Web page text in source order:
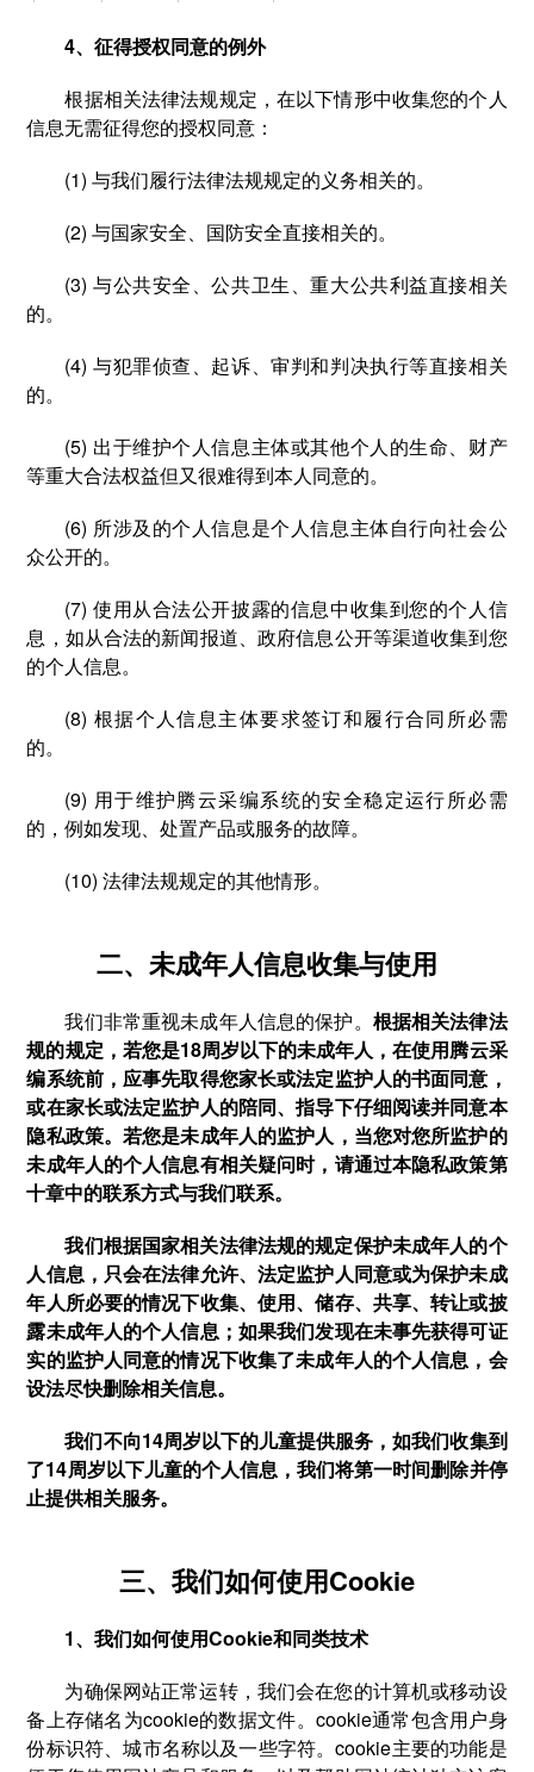
4、征得授权同意的例外
根据相关法律法规规定，在以下情形中收集您的个人
信息无需征得您的授权同意：
(1) 与我们履行法律法规规定的义务相关的。
(2) 与国家安全、国防安全直接相关的。
(3) 与公共安全、公共卫生、重大公共利益直接相关
的。
(4) 与犯罪侦查、起诉、审判和判决执行等直接相关
的。
(5) 出于维护个人信息主体或其他个人的生命、财产
等重大合法权益但又很难得到本人同意的。
(6) 所涉及的个人信息是个人信息主体自行向社会公
众公开的。
(7) 使用从合法公开披露的信息中收集到您的个人信
息，如从合法的新闻报道、政府信息公开等渠道收集到您
的个人信息。
(8) 根据个人信息主体要求签订和履行合同所必需
的。
(9) 用于维护腾云采编系统的安全稳定运行所必需
的，例如发现、处置产品或服务的故障。
(10) 法律法规规定的其他情形。
二、未成年人信息收集与使用
我们非常重视未成年人信息的保护。 根据相关法律法
规的规定，若您是18周岁以下的未成年人，在使用腾云采
编系统前，应事先取得您家长或法定监护人的书面同意，
或在家长或法定监护人的陪同、指导下仔细阅读并同意本
隐私政策。若您是未成年人的监护人，当您对您所监护的
未成年人的个人信息有相关疑问时，请通过本隐私政策第
十章中的联系方式与我们联系。
我们根据国家相关法律法规的规定保护未成年人的个
人信息，只会在法律允许、法定监护人同意或为保护未成
年人所必要的情况下收集、使用、储存、共享、转让或披
露未成年人的个人信息；如果我们发现在未事先获得可证
实的监护人同意的情况下收集了未成年人的个人信息，会
设法尽快删除相关信息。
我们不向14周岁以下的儿童提供服务，如我们收集到
了14周岁以下儿童的个人信息，我们将第一时间删除并停
止提供相关服务。
三、我们如何使用Cookie
1、我们如何使用Cookie和同类技术
为确保网站正常运转，我们会在您的计算机或移动设
备上存储名为cookie的数据文件。cookie通常包含用户身
份标识符、城市名称以及一些字符。cookie主要的功能是